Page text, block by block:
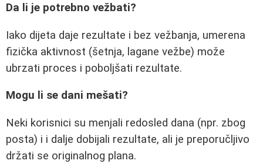
Da li je potrebno vežbati?
Iako dijeta daje rezultate i bez vežbanja, umerena
fizička aktivnost (šetnja, lagane vežbe) može
ubrzati proces i poboljšati rezultate.
Mogu li se dani mešati?
Neki korisnici su menjali redosled dana (npr. zbog
posta) i i dalje dobijali rezultate, ali je preporučljivo
držati se originalnog plana.